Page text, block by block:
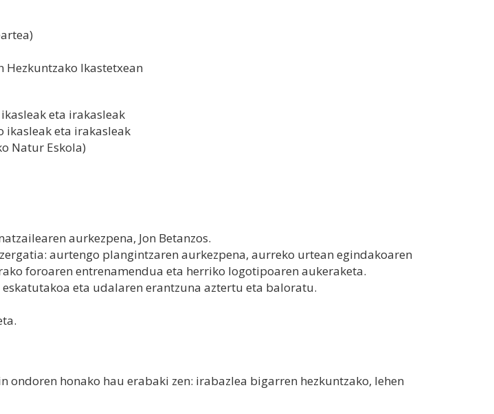
Hezkuntzako Ikastetxean
eta irakasleak
ikasleak eta irakasleak
Natur Eskola)
aurkezpena, Jon Betanzos.
aurtengo plangintzaren aurkezpena, aurreko urtean egindakoaren
foroaren entrenamendua eta herriko logotipoaren aukeraketa.
eta udalaren erantzuna aztertu eta baloratu.
ondoren honako hau erabaki zen: irabazlea bigarren hezkuntzako, lehen